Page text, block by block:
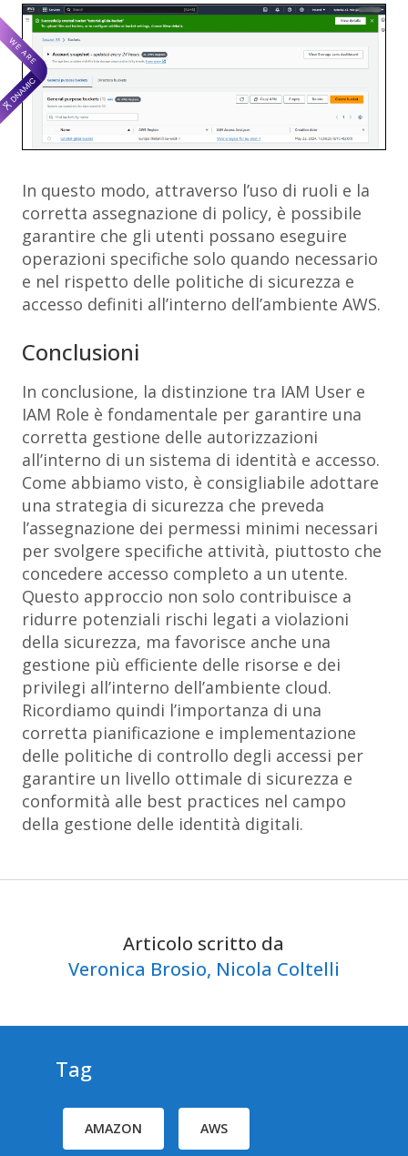
In questo modo, attraverso l’uso di ruoli e la
corretta assegnazione di policy, è possibile
garantire che gli utenti possano eseguire
operazioni specifiche solo quando necessario
e nel rispetto delle politiche di sicurezza e
accesso definiti all’interno dell’ambiente AWS.
Conclusioni
In conclusione, la distinzione tra IAM User e
IAM Role è fondamentale per garantire una
corretta gestione delle autorizzazioni
all’interno di un sistema di identità e accesso.
Come abbiamo visto, è consigliabile adottare
una strategia di sicurezza che preveda
l’assegnazione dei permessi minimi necessari
per svolgere specifiche attività, piuttosto che
concedere accesso completo a un utente.
Questo approccio non solo contribuisce a
ridurre potenziali rischi legati a violazioni
della sicurezza, ma favorisce anche una
gestione più efficiente delle risorse e dei
privilegi all’interno dell’ambiente cloud.
Ricordiamo quindi l’importanza di una
corretta pianificazione e implementazione
delle politiche di controllo degli accessi per
garantire un livello ottimale di sicurezza e
conformità alle best practices nel campo
della gestione delle identità digitali.
Articolo scritto da
Veronica Brosio, Nicola Coltelli
Tag
AMAZON AWS